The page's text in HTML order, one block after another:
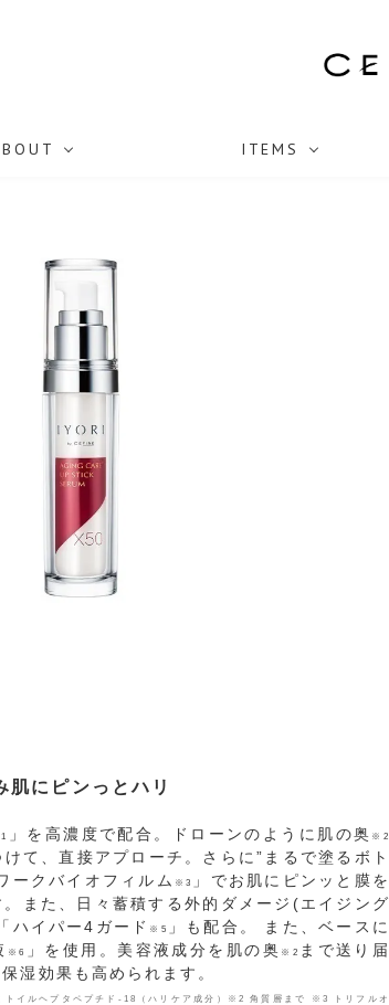
ITEMS
肌にピンっとハリ
」を高濃度で配合。ドローンのように肌の奥 ※2
けて、直接アプローチ。さらに”まるで塗るボト
ークバイオフィルム ※3
」でお肌にピンッと膜を
また、日々蓄積する外的ダメージ(エイジング
ハイパー4ガード ※5
」も配合。 また、ベースに
※6 」を使用。美容液成分を肌の奥 ※2 まで送り届
湿効果も高められます。
イルヘプタペプチド-18（ハリケア成分）※2 角質層まで ※3 トリフルオ